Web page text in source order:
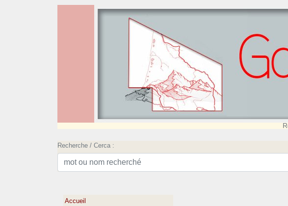
Recherche / Cerca :
Accueil